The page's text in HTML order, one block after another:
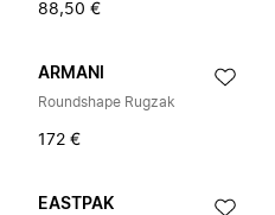
88,50 €
ARMANI
Roundshape Rugzak
172 €
EASTPAK